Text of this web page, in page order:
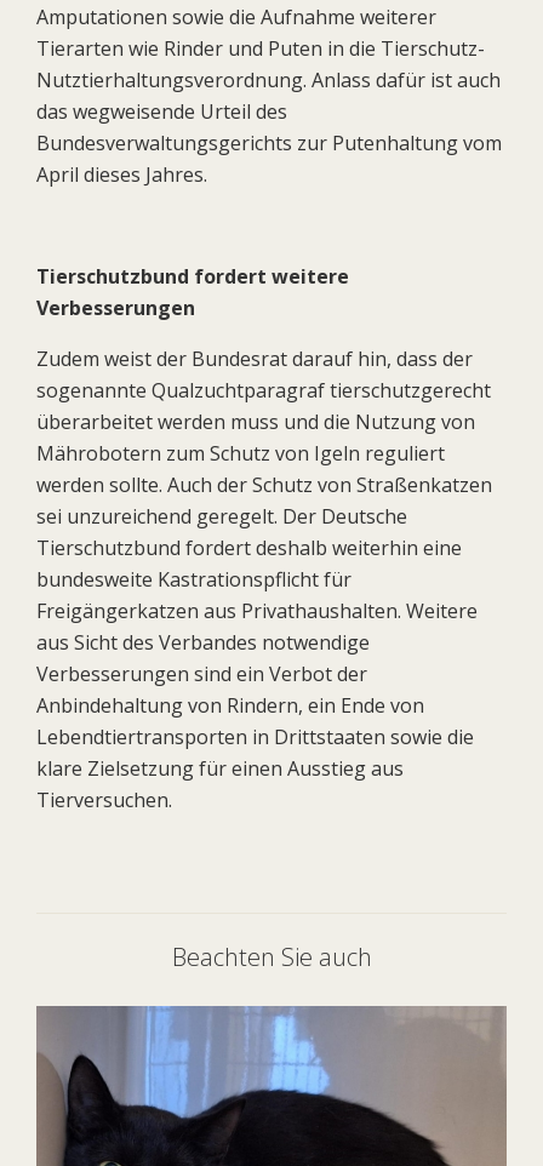
Amputationen sowie die Aufnahme weiterer
Tierarten wie Rinder und Puten in die Tierschutz-
Nutztierhaltungsverordnung. Anlass dafür ist auch
das wegweisende Urteil des
Bundesverwaltungsgerichts zur Putenhaltung vom
April dieses Jahres.
Tierschutzbund fordert weitere
Verbesserungen
Zudem weist der Bundesrat darauf hin, dass der
sogenannte Qualzuchtparagraf tierschutzgerecht
überarbeitet werden muss und die Nutzung von
Mährobotern zum Schutz von Igeln reguliert
werden sollte. Auch der Schutz von Straßenkatzen
sei unzureichend geregelt. Der Deutsche
Tierschutzbund fordert deshalb weiterhin eine
bundesweite Kastrationspflicht für
Freigängerkatzen aus Privathaushalten. Weitere
aus Sicht des Verbandes notwendige
Verbesserungen sind ein Verbot der
Anbindehaltung von Rindern, ein Ende von
Lebendtiertransporten in Drittstaaten sowie die
klare Zielsetzung für einen Ausstieg aus
Tierversuchen.
Beachten Sie auch